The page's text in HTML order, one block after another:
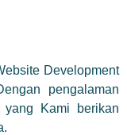
Development
pengalaman
Kami berikan